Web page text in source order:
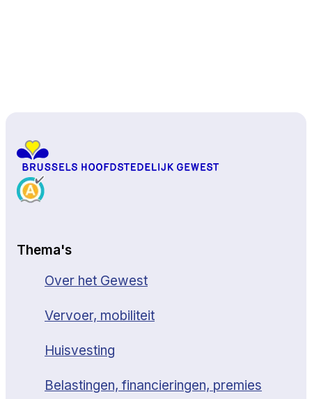
Thema's
Over het Gewest
Vervoer, mobiliteit
Huisvesting
Belastingen, financieringen, premies